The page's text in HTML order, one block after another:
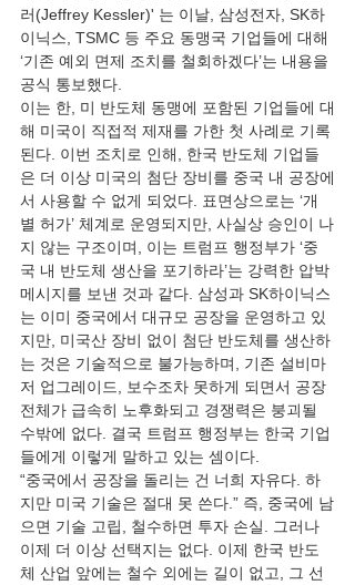
러(Jeffrey Kessler)' 는 이날, 삼성전자, SK하
이닉스, TSMC 등 주요 동맹국 기업들에 대해
‘기존 예외 면제 조치를 철회하겠다’는 내용을
공식 통보했다.
이는 한, 미 반도체 동맹에 포함된 기업들에 대
해 미국이 직접적 제재를 가한 첫 사례로 기록
된다. 이번 조치로 인해, 한국 반도체 기업들
은 더 이상 미국의 첨단 장비를 중국 내 공장에
서 사용할 수 없게 되었다. 표면상으로는 ‘개
별 허가’ 체계로 운영되지만, 사실상 승인이 나
지 않는 구조이며, 이는 트럼프 행정부가 ‘중
국 내 반도체 생산을 포기하라’는 강력한 압박
메시지를 보낸 것과 같다. 삼성과 SK하이닉스
는 이미 중국에서 대규모 공장을 운영하고 있
지만, 미국산 장비 없이 첨단 반도체를 생산하
는 것은 기술적으로 불가능하며, 기존 설비마
저 업그레이드, 보수조차 못하게 되면서 공장
전체가 급속히 노후화되고 경쟁력은 붕괴될
수밖에 없다. 결국 트럼프 행정부는 한국 기업
들에게 이렇게 말하고 있는 셈이다.
“중국에서 공장을 돌리는 건 너희 자유다. 하
지만 미국 기술은 절대 못 쓴다.” 즉, 중국에 남
으면 기술 고립, 철수하면 투자 손실. 그러나
이제 더 이상 선택지는 없다. 이제 한국 반도
체 산업 앞에는 철수 외에는 길이 없고, 그 선